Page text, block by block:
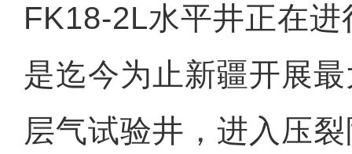
FK18-2L水平井正在
是迄今为止新疆开展
层气试验井，进入压